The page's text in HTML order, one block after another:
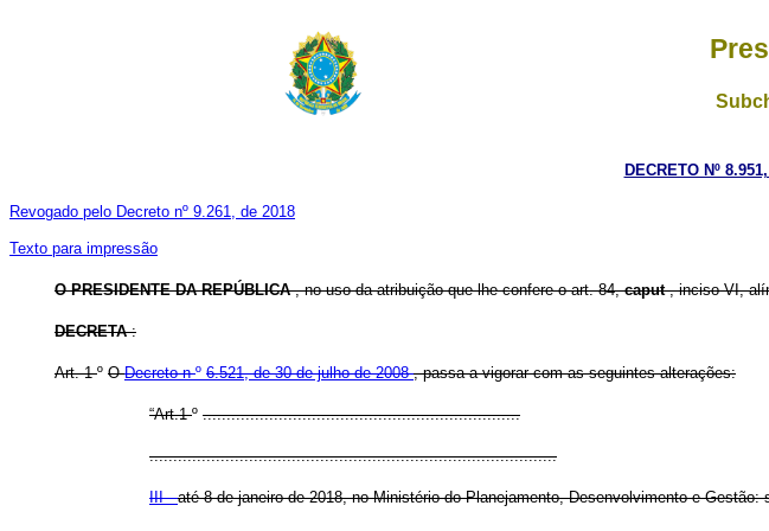
DECRETO Nº
Revogado pelo Decreto nº 9.261, de 2018
Texto para impressão
O PRESIDENTE DA REPÚBLICA, no uso da atribuição que lhe confere o art. 84,caput, inciso VI,
DECRETA:
Art. 1º ODecreto nº 6.521, de 30 de julho de 2008, passa a vigorar com as seguintes alterações:
“Art.1º ...................................................................
......................................................................................
III -até 8 de janeiro de 2018, no Ministério do Planejamento, Desenvolvimento e Gestão: